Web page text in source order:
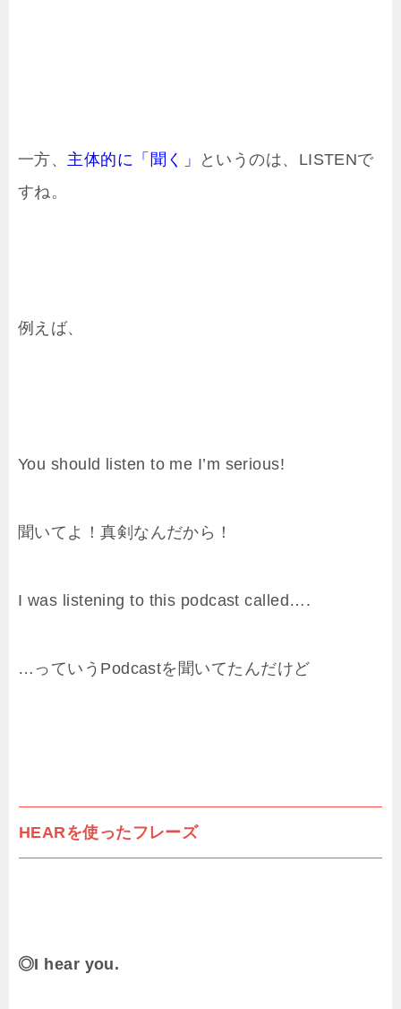
一方、 主体的に「聞く」
というのは、LISTENで
すね。
例えば、
You should listen to me I’m serious!
聞いてよ！真剣なんだから！
I was listening to this podcast called….
…っていうPodcastを聞いてたんだけど
HEARを使ったフレーズ
◎I hear you.